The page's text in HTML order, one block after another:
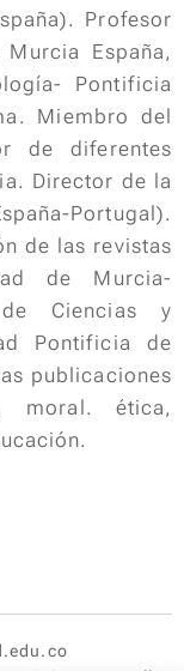
Profesor
España,
Pontificia
Miembro del
de diferentes
Director de la
Portugal).
de las revistas
de Murcia-
Ciencias y
Pontificia de
publicaciones
moral. ética,